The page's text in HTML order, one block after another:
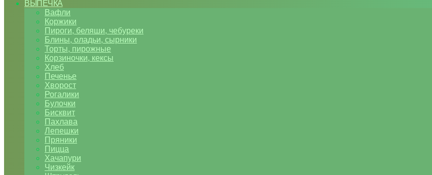
ВЫПЕЧКА
Вафли
Коржики
Пироги, беляши, чебуреки
Блины, оладьи, сырники
Торты, пирожные
Корзиночки, кексы
Хлеб
Печенье
Хворост
Рогалики
Булочки
Бисквит
Пахлава
Лепешки
Пряники
Пицца
Хачапури
Чизкейк